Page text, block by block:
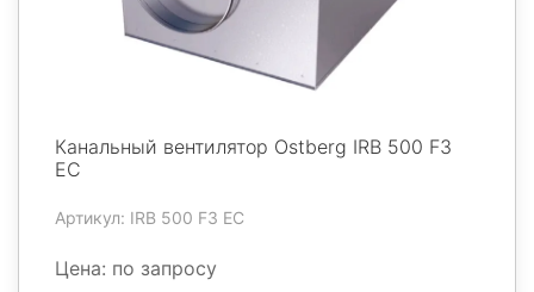
Канальный вентилятор Ostberg IRB 500 F3
EC
Артикул: IRB 500 F3 EC
Цена: по запросу